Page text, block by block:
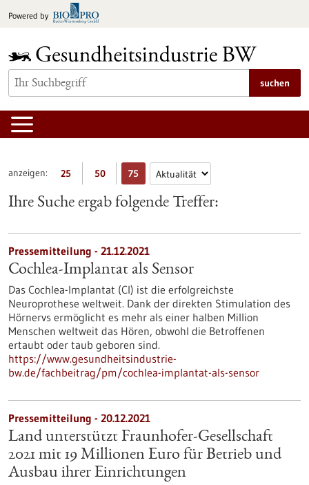
Inhalt
Powered by
suchen
anzeigen: 25 50 75
Ihre Suche ergab folgende Treffer:
Pressemitteilung - 21.12.2021
Cochlea-Implantat als Sensor
Das Cochlea-Implantat (CI) ist die erfolgreichste
Neuroprothese weltweit. Dank der direkten Stimulation des
Hörnervs ermöglicht es mehr als einer halben Million
Menschen weltweit das Hören, obwohl die Betroffenen
ertaubt oder taub geboren sind.
https://www.gesundheitsindustrie-
bw.de/fachbeitrag/pm/cochlea-implantat-als-sensor
Pressemitteilung - 20.12.2021
Land unterstützt Fraunhofer-Gesellschaft
2021 mit 19 Millionen Euro für Betrieb und
Ausbau ihrer Einrichtungen